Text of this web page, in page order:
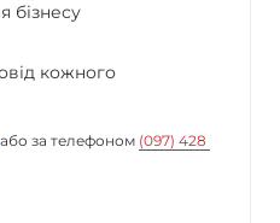
бізнесу
кожного
або за телефоном (097) 428